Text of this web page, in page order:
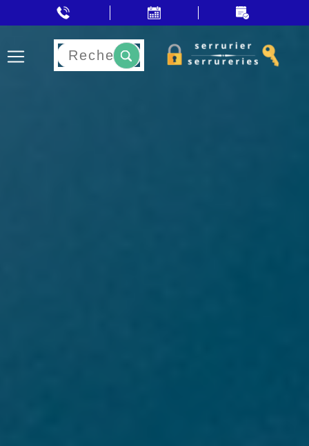
Rechercher